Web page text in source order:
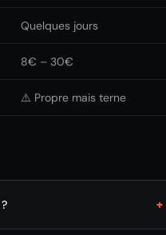
Quelques jours
8€ – 30€
⚠️ Propre mais terne
+